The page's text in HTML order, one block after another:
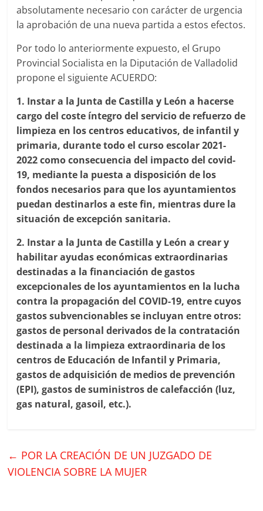
absolutamente necesario con carácter de urgencia
la aprobación de una nueva partida a estos efectos.
Por todo lo anteriormente expuesto, el Grupo
Provincial Socialista en la Diputación de Valladolid
propone el siguiente ACUERDO:
1. Instar a la Junta de Castilla y León a hacerse
cargo del coste íntegro del servicio de refuerzo de
limpieza en los centros educativos, de infantil y
primaria, durante todo el curso escolar 2021-
2022 como consecuencia del impacto del covid-
19, mediante la puesta a disposición de los
fondos necesarios para que los ayuntamientos
puedan destinarlos a este fin, mientras dure la
situación de excepción sanitaria.
2. Instar a la Junta de Castilla y León a crear y
habilitar ayudas económicas extraordinarias
destinadas a la financiación de gastos
excepcionales de los ayuntamientos en la lucha
contra la propagación del COVID-19, entre cuyos
gastos subvencionables se incluyan entre otros:
gastos de personal derivados de la contratación
destinada a la limpieza extraordinaria de los
centros de Educación de Infantil y Primaria,
gastos de adquisición de medios de prevención
(EPI), gastos de suministros de calefacción (luz,
gas natural, gasoil, etc.).
← POR LA CREACIÓN DE UN JUZGADO DE
VIOLENCIA SOBRE LA MUJER